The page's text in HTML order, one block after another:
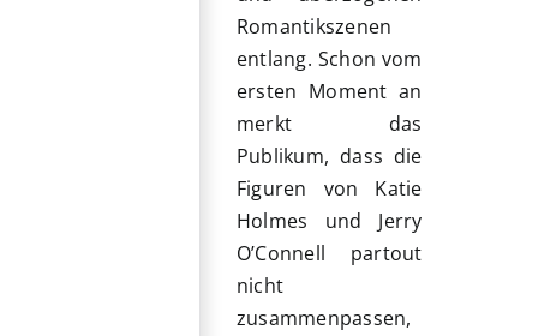
Romantikszenen
entlang. Schon vom
ersten Moment an
merkt das
Publikum, dass die
Figuren von Katie
Holmes und Jerry
O’Connell partout
nicht
zusammenpassen,